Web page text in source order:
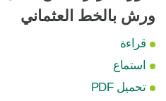
ورش بالخط العثماني
قراءة
استماع
تحميل PDF